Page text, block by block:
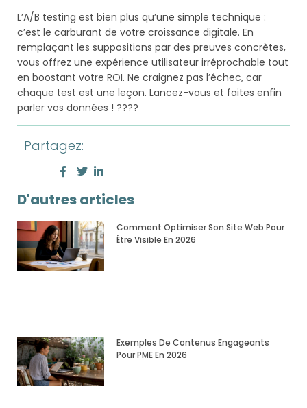
L’A/B testing est bien plus qu’une simple technique :
c’est le carburant de votre croissance digitale. En
remplaçant les suppositions par des preuves concrètes,
vous offrez une expérience utilisateur irréprochable tout
en boostant votre ROI. Ne craignez pas l’échec, car
chaque test est une leçon. Lancez-vous et faites enfin
parler vos données ! ????
Partagez:
D'autres articles
Comment Optimiser Son Site Web Pour
Être Visible En 2026
Exemples De Contenus Engageants
Pour PME En 2026